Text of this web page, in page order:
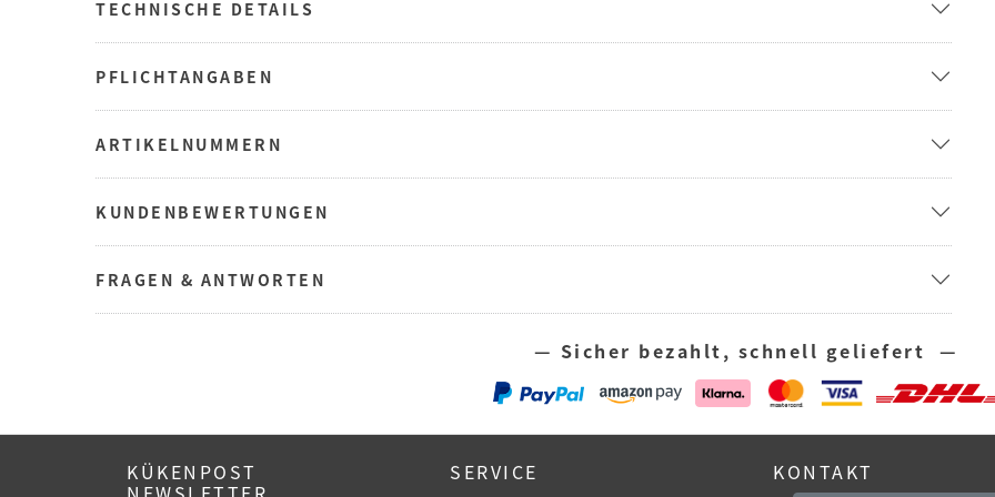
TECHNISCHE DETAILS
PFLICHTANGABEN
ARTIKELNUMMERN
KUNDENBEWERTUNGEN
FRAGEN & ANTWORTEN
— Sicher bezahlt, schnell geliefert —
KÜKENPOST SERVICE KONTAKT